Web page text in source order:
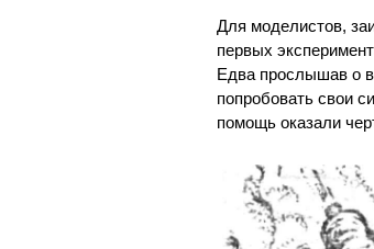
Для моделистов,
первых
Едва прослышав о
попробовать свои
помощь оказали